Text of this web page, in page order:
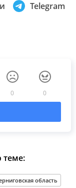
Telegram
0 0
теме:
область